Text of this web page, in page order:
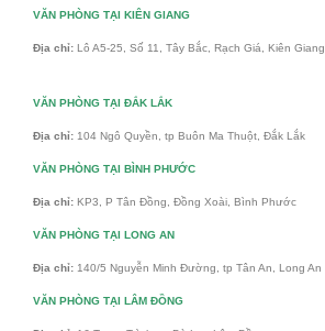
VĂN PHÒNG TẠI KIÊN GIANG
Địa chỉ: Lô A5-25, Số 11, Tây Bắc, Rạch Giá, Kiên Giang
VĂN PHÒNG TẠI ĐẮK LẮK
Địa chỉ: 104 Ngô Quyền, tp Buôn Ma Thuột, Đắk Lắk
VĂN PHÒNG TẠI BÌNH PHƯỚC
Địa chỉ: KP3, P Tân Đồng, Đồng Xoài, Bình Phước
VĂN PHÒNG TẠI LONG AN
Địa chỉ: 140/5 Nguyễn Minh Đường, tp Tân An, Long An
VĂN PHÒNG TẠI LÂM ĐỒNG